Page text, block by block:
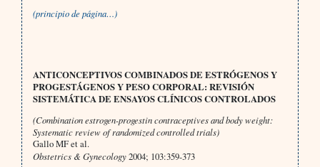
(principio de página…)
ANTICONCEPTIVOS COMBINADOS DEESTRÓGENOS Y
PROGESTÁGENOSY PESO CORPORAL: REVISIÓN
SISTEMÁTICA DE ENSAYOS CLÍNICOS CONTROLADOS
(Combination estrogen-progestin contraceptives and body weight:
Systematic review of randomized controlled trials)
Gallo MF et al.
Obstetrics & Gynecology2004; 103:359-373